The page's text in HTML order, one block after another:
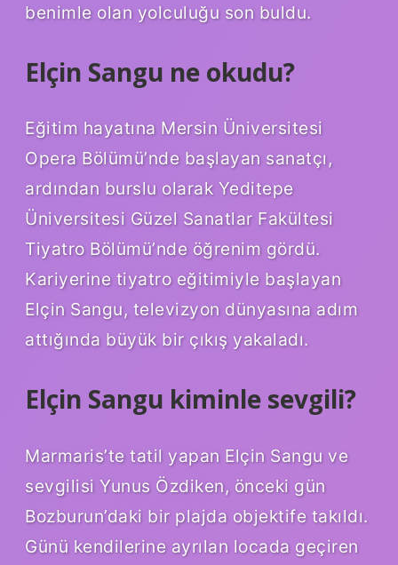
benimle olan yolculuğu son buldu.
Elçin Sangu ne okudu?
Eğitim hayatına Mersin Üniversitesi
Opera Bölümü’nde başlayan sanatçı,
ardından burslu olarak Yeditepe
Üniversitesi Güzel Sanatlar Fakültesi
Tiyatro Bölümü’nde öğrenim gördü.
Kariyerine tiyatro eğitimiyle başlayan
Elçin Sangu, televizyon dünyasına adım
attığında büyük bir çıkış yakaladı.
Elçin Sangu kiminle sevgili?
Marmaris’te tatil yapan Elçin Sangu ve
sevgilisi Yunus Özdiken, önceki gün
Bozburun’daki bir plajda objektife takıldı.
Günü kendilerine ayrılan locada geçiren